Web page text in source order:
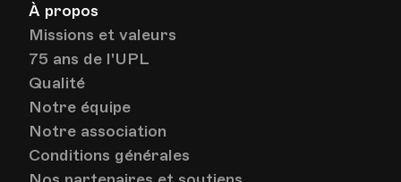
À propos
Missions et valeurs
75 ans de l'UPL
Qualité
Notre équipe
Notre association
Conditions générales